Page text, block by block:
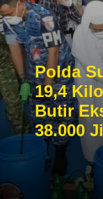
Polda
19,4
Butir
38.000